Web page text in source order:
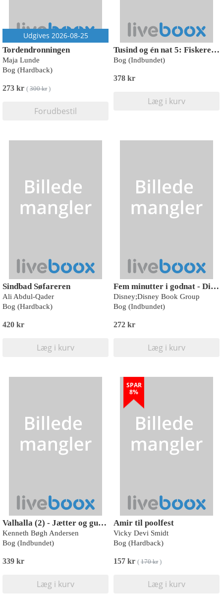
Udgives 2026-08-25
Tordendronningen
Maja Lunde
Bog (Hardback)
273 kr ( 300 kr)
Forudbestil
Tusind og én nat 5: Fiskeren og ånden
Bog (Indbundet)
378 kr
Læg i kurv
Sindbad Søfareren
Ali Abdul-Qader
Bog (Hardback)
420 kr
Læg i kurv
Fem minutter i godnat - Disney
Disney;Disney Book Group
Bog (Indbundet)
272 kr
Læg i kurv
Valhalla (2) - Jætter og guder
Kenneth Bøgh Andersen
Bog (Indbundet)
339 kr
Læg i kurv
SPAR
8%
Amir til poolfest
Vicky Devi Smidt
Bog (Hardback)
157 kr ( 170 kr)
Læg i kurv